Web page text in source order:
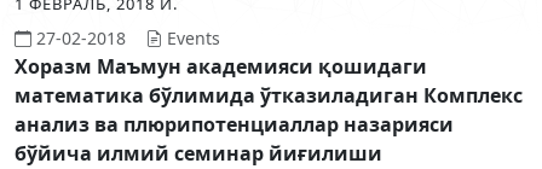
27-02-2018 Events
Хоразм Маъмун академияси қошидаги
математика бўлимида ўтказиладиган Комплекс
анализ ва плюрипотенциаллар назарияси
бўйича илмий семинар йиғилиши